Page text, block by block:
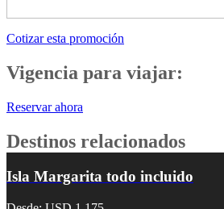
Cotizar esta promoción
Vigencia para viajar:
Reservar ahora
Destinos relacionados
Isla Margarita todo incluido